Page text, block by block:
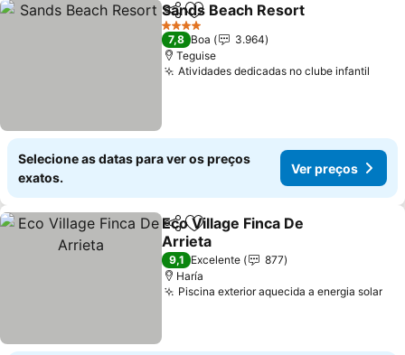
PartilharAdicionar aos favoritos
Sands Beach Resort
4 Estrelas
7,8 Boa
3.964
Teguise
Atividades dedicadas no clube infantil
Selecione as datas para ver os preços
exatos.
Ver preços
PartilharAdicionar aos favoritos
Eco Village Finca De
Arrieta
Ver preços
9,1 Excelente
877
Haría
Piscina exterior aquecida a energia solar